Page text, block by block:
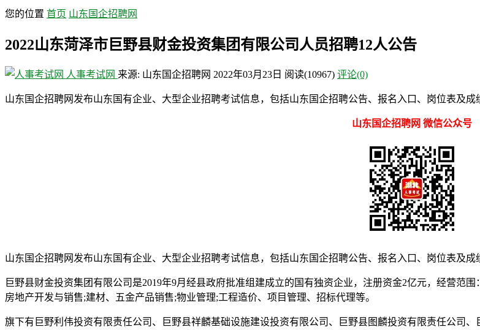
您的位置 首页 山东国企招聘网
2022山东菏泽市巨野县财金投资集团有限公司人员招聘12人公告
人事考试网 来源: 山东国企招聘网 2022年03月23日 阅读(10967) 评论(0)
山东国企招聘网发布山东国有企业、大型企业招聘考试信息，包括山东国企招聘公告、报名入口、岗位表及
山东国企招聘网 微信公众号
山东国企招聘网发布山东国有企业、大型企业招聘考试信息，包括山东国企招聘公告、报名入口、岗位表及成
巨野县财金投资集团有限公司是2019年9月经县政府批准组建成立的国有独资企业，注册资金2亿元，经营范
房地产开发与销售;建材、五金产品销售;物业管理;工程造价、项目管理、招标代理等。
旗下有巨野利伟投资有限责任公司、巨野县祥麟基础设施建设投资有限公司、巨野县图麟投资有限责任公司